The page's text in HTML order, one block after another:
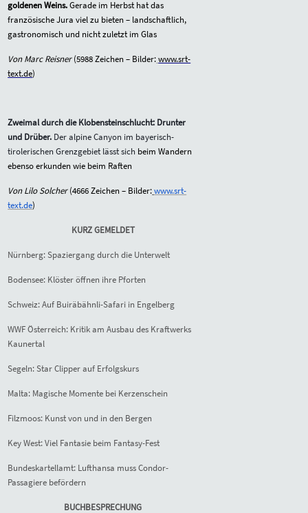
goldenen Weins.Gerade im Herbst hat das
französische Jura viel zu bieten – landschaftlich,
gastronomisch und nicht zuletzt im Glas
Von Marc Reisner(5988Zeichen – Bilder:www.srt-
text.de)
Zweimal durch die Klobensteinschlucht: Drunter
und Drüber. Der alpine Canyon im bayerisch-
tirolerischen Grenzgebiet lässt sich beim Wandern
ebenso erkunden wie beim Raften
Von Lilo Solcher (4666Zeichen – Bilder:www.srt-
text.de)
KURZ GEMELDET
Nürnberg: Spaziergang durch die Unterwelt
Bodensee: Klöster öffnen ihre Pforten
Schweiz: Auf Buiräbähnli-Safari in Engelberg
WWF Österreich: Kritik am Ausbau des Kraftwerks
Kaunertal
Segeln: Star Clipper auf Erfolgskurs
Malta: Magische Momente bei Kerzenschein
Filzmoos: Kunst von und in den Bergen
Key West: Viel Fantasie beim Fantasy-Fest
Bundeskartellamt: Lufthansa muss Condor-
Passagiere befördern
BUCHBESPRECHUNG